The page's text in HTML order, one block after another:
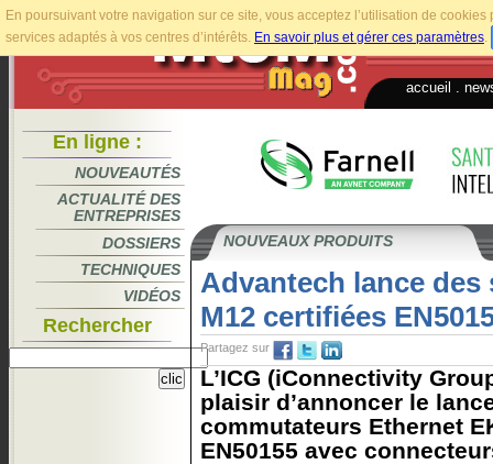
En poursuivant votre navigation sur ce site, vous acceptez l’utilisation de
services adaptés à vos centres d’intérêts. En savoir plus et gérer ces paramètres.
accueil
En ligne :
NOUVEAUTÉS
ACTUALITÉ DES
ENTREPRISES
DOSSIERS
TECHNIQUES
VIDÉOS
Rechercher
NOUVEAUX PRODUITS
Advantech lance
M12 certifiées
Partagez sur
L’ICG (iConnectivity
plaisir d’annoncer le
commutateurs Ethernet
EN50155 avec